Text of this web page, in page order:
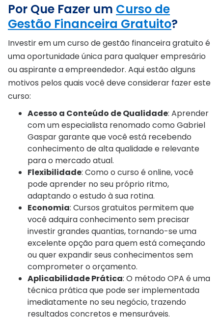
Por Que Fazer um Curso de
Gestão Financeira Gratuito?
Investir em um curso de gestão financeira gratuito é
uma oportunidade única para qualquer empresário
ou aspirante a empreendedor. Aqui estão alguns
motivos pelos quais você deve considerar fazer este
curso:
Acesso a Conteúdo de Qualidade: Aprender
com um especialista renomado como Gabriel
Gaspar garante que você está recebendo
conhecimento de alta qualidade e relevante
para o mercado atual.
Flexibilidade: Como o curso é online, você
pode aprender no seu próprio ritmo,
adaptando o estudo à sua rotina.
Economia: Cursos gratuitos permitem que
você adquira conhecimento sem precisar
investir grandes quantias, tornando-se uma
excelente opção para quem está começando
ou quer expandir seus conhecimentos sem
comprometer o orçamento.
Aplicabilidade Prática: O método OPA é uma
técnica prática que pode ser implementada
imediatamente no seu negócio, trazendo
resultados concretos e mensuráveis.